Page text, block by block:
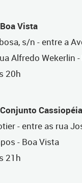
Vista
s/n - entre a
Alfredo Wekerlin
20h
Cassiopéia
- entre as rua
- Boa Vista
21h